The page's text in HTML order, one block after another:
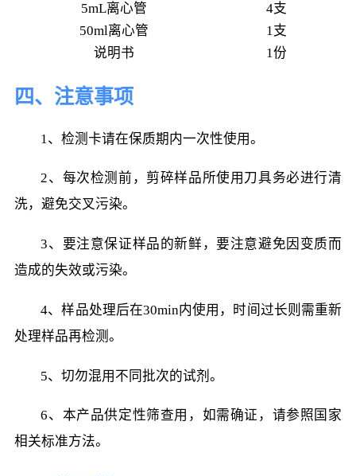
5mL离心管
4支
50ml离心管
1支
说明书
1份
四、注意事项
1、检测卡请在保质期内一次性使用。
2、每次检测前，剪碎样品所使用刀具务必进行清
洗，避免交叉污染。
3、要注意保证样品的新鲜，要注意避免因变质而
造成的失效或污染。
4、样品处理后在30min内使用，时间过长则需重新
处理样品再检测。
5、切勿混用不同批次的试剂。
6、本产品供定性筛查用，如需确证，请参照国家
相关标准方法。